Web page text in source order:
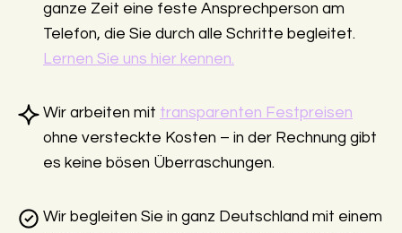
ganze Zeit eine feste Ansprechperson am
Telefon, die Sie durch alle Schritte begleitet.
Lernen Sie uns hier kennen.
Wir arbeiten mit transparenten Festpreisen
ohne versteckte Kosten – in der Rechnung gibt
es keine bösen Überraschungen.
Wir begleiten Sie in ganz Deutschland mit einem